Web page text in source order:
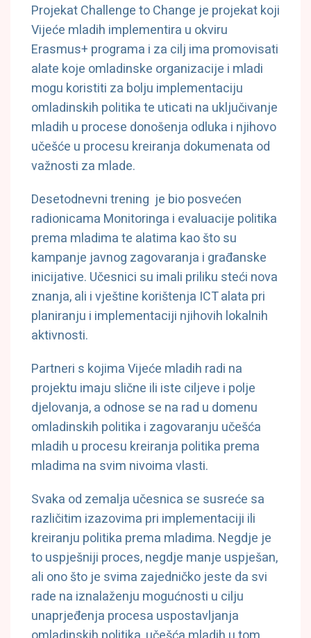
Projekat Challenge to Change je projekat koji
Vijeće mladih implementira u okviru
Erasmus+ programa i za cilj ima promovisati
alate koje omladinske organizacije i mladi
mogu koristiti za bolju implementaciju
omladinskih politika te uticati na uključivanje
mladih u procese donošenja odluka i njihovo
učešće u procesu kreiranja dokumenata od
važnosti za mlade.
Desetodnevni trening je bio posvećen
radionicama Monitoringa i evaluacije politika
prema mladima te alatima kao što su
kampanje javnog zagovaranja i građanske
inicijative. Učesnici su imali priliku steći nova
znanja, ali i vještine korištenja ICT alata pri
planiranju i implementaciji njihovih lokalnih
aktivnosti.
Partneri s kojima Vijeće mladih radi na
projektu imaju slične ili iste ciljeve i polje
djelovanja, a odnose se na rad u domenu
omladinskih politika i zagovaranju učešća
mladih u procesu kreiranja politika prema
mladima na svim nivoima vlasti.
Svaka od zemalja učesnica se susreće sa
različitim izazovima pri implementaciji ili
kreiranju politika prema mladima. Negdje je
to uspješniji proces, negdje manje uspješan,
ali ono što je svima zajedničko jeste da svi
rade na iznalaženju mogućnosti u cilju
unaprjeđenja procesa uspostavljanja